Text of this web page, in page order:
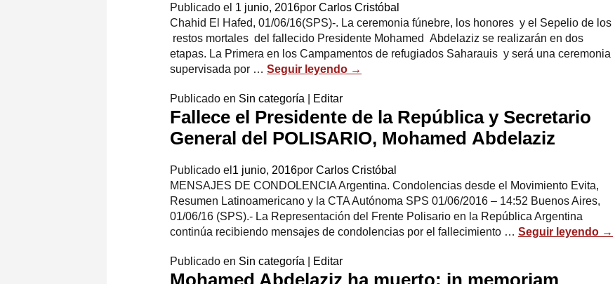
Publicado el 1 junio, 2016por Carlos Cristóbal
Chahid El Hafed, 01/06/16(SPS)-. La ceremonia fúnebre, los honores y el Sepelio de los
restos mortales del fallecido Presidente Mohamed Abdelaziz se realizarán en dos
etapas. La Primera en los Campamentos de refugiados Saharauis y será una ceremonia
supervisada por … Seguir leyendo →
Publicado en Sin categoría Editar
Fallece el Presidente de la República y Secretario
General del POLISARIO, Mohamed Abdelaziz
Publicado el 1 junio, 2016por Carlos Cristóbal
MENSAJES DE CONDOLENCIA Argentina. Condolencias desde el Movimiento Evita,
Resumen Latinoamericano y la CTA Autónoma SPS 01/06/2016 – 14:52 Buenos Aires,
01/06/16 (SPS).- La Representación del Frente Polisario en la República Argentina
continúa recibiendo mensajes de condolencias por el fallecimiento … Seguir leyendo →
Publicado en Sin categoría Editar
Mohamed Abdelaziz ha muerto: in memoriam